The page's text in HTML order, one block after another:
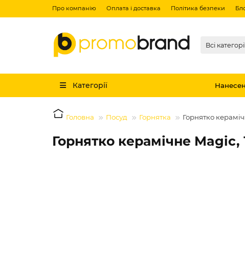
Про компанію Оплата і доставка Політика безпеки
Всі
Категорії
Головна Посуд Горнятка Горнятко
Горнятко керамічне